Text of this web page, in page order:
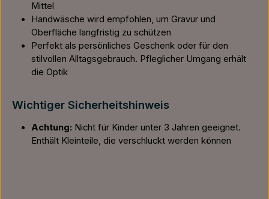
Mittel
Handwäsche wird empfohlen, um Gravur und
Oberfläche langfristig zu schützen
Perfekt als persönliches Geschenk oder für den
stilvollen Alltagsgebrauch. Pfleglicher Umgang erhält
die Optik
Wichtiger Sicherheitshinweis
Achtung: Nicht für Kinder unter 3 Jahren geeignet.
Enthält Kleinteile, die verschluckt werden können